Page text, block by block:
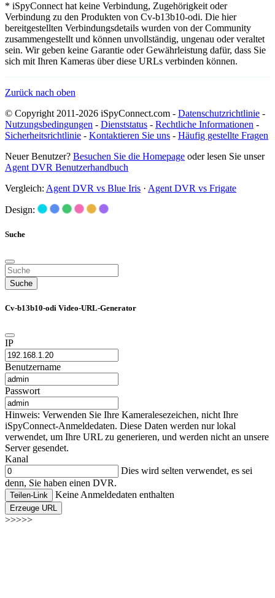
* iSpyConnect hat keine Verbindung, Zugehörigkeit oder
Verbindung zu den Produkten von Cv-b13b10-odi. Die hier
bereitgestellten Verbindungsdetails wurden von der Community
zusammengestellt und können unvollständig, ungenau oder veraltet
sein. Wir geben keine Garantie oder Gewährleistung dafür, dass Sie
sich mit Ihren Kameras über diese URLs verbinden können.
Zurück nach oben
© Copyright 2011-2026 iSpyConnect.com - Datenschutzrichtlinie -
Nutzungsbedingungen - Dienststatus - Rechtliche Informationen -
Sicherheitsrichtlinie - Kontaktieren Sie uns - Häufig gestellte Fragen
Neuer Benutzer? Besuchen Sie die Homepage oder lesen Sie unser
Agent DVR Benutzerhandbuch
Vergleich: Agent DVR vs Blue Iris · Agent DVR vs Frigate
Design:
Suche
Suche
Cv-b13b10-odi Video-URL-Generator
IP
Benutzername
Passwort
Hinweis: Verwenden Sie Ihre Kameralesezeichen, nicht Ihre
iSpyConnect-Anmeldedaten. Diese Daten werden nur lokal
verwendet, um Ihre URL zu generieren, und werden nicht an unsere
Server gesendet.
Kanal
Dies wird selten verwendet, es sei
denn, Sie haben einen DVR.
Teilen-Link Keine Anmeldedaten enthalten
Erzeuge URL
>>>>>